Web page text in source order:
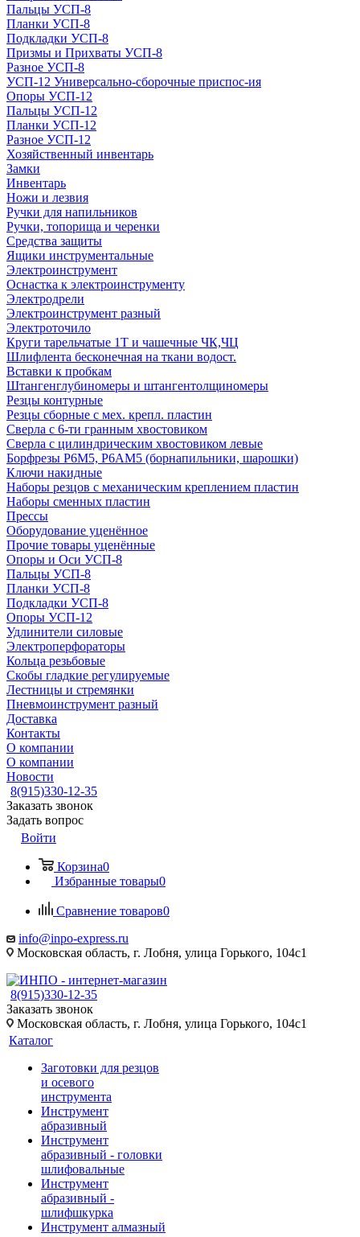
Пальцы УСП-8
Планки УСП-8
Подкладки УСП-8
Призмы и Прихваты УСП-8
Разное УСП-8
УСП-12 Универсально-сборочные приспос-ия
Опоры УСП-12
Пальцы УСП-12
Планки УСП-12
Разное УСП-12
Хозяйственный инвентарь
Замки
Инвентарь
Ножи и лезвия
Ручки для напильников
Ручки, топорища и черенки
Средства защиты
Ящики инструментальные
Электроинструмент
Оснастка к электроинструменту
Электродрели
Электроинструмент разный
Электроточило
Круги тарельчатые 1Т и чашечные ЧК,ЧЦ
Шлифлента бесконечная на ткани водост.
Вставки к пробкам
Штангенглубиномеры и штангентолщиномеры
Резцы контурные
Резцы сборные с мех. крепл. пластин
Сверла с 6-ти гранным хвостовиком
Сверла с цилиндрическим хвостовиком левые
Борфрезы Р6М5, Р6АМ5 (борнапильники, шарошки)
Ключи накидные
Наборы резцов с механическим креплением пластин
Наборы сменных пластин
Прессы
Оборудование уценённое
Прочие товары уценённые
Опоры и Оси УСП-8
Пальцы УСП-8
Планки УСП-8
Подкладки УСП-8
Опоры УСП-12
Удлинители силовые
Электроперфораторы
Кольца резьбовые
Скобы гладкие регулируемые
Лестницы и стремянки
Пневмоинструмент разный
Доставка
Контакты
О компании
О компании
Новости
8(915)330-12-35
Заказать звонок
Задать вопрос
Войти
Корзина0
Избранные товары0
Сравнение товаров0
info@inpo-express.ru
Московская область, г. Лобня, улица Горького, 104с1
8(915)330-12-35
Заказать звонок
Московская область, г. Лобня, улица Горького, 104с1
Каталог
Заготовки для резцов
и осевого
инструмента
Инструмент
абразивный
Инструмент
абразивный - головки
шлифовальные
Инструмент
абразивный -
шлифшкурка
Инструмент алмазный